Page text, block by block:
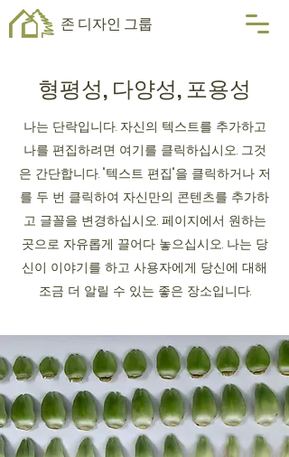
존 디자인 그룹
형평성, 다양성, 포용성
나는 단락입니다. 자신의 텍스트를 추가하고
나를 편집하려면 여기를 클릭하십시오. 그것
은 간단합니다. "텍스트 편집"을 클릭하거나 저
를 두 번 클릭하여 자신만의 콘텐츠를 추가하
고 글꼴을 변경하십시오. 페이지에서 원하는
곳으로 자유롭게 끌어다 놓으십시오. 나는 당
신이 이야기를 하고 사용자에게 당신에 대해
조금 더 알릴 수 있는 좋은 장소입니다.